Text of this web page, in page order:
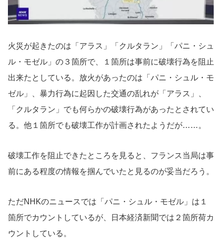
火災が起きたのは「アラス」「クルタラン」「パニ・シュ
ル・モゼル」の３箇所で、１箇所は事前に破壊行為を阻止
出来たとしている。放火があったのは「パニ・シュル・モ
ゼル」、暴力行為に起因した交通の乱れが「アラス」、
「クルタラン」でも何らかの破壊行為があったとされてい
る。他１箇所でも破壊工作が計画されたようだが……。
破壊工作を阻止できたところを見ると、フランス当局は事
前にある程度の情報を掴んでいたと見るのが妥当だろう。
ただNHKのニュースでは「パニ・シュル・モゼル」は１
箇所でカウントしているが、日本経済新聞では２箇所荷カ
ウントしている。